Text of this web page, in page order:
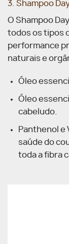
3. Shampoo
O Shampoo
todos os tipos
performance
naturais e
Óleo
Óleo
cabeludo.
Panthenol e
saúde do
toda a fibra